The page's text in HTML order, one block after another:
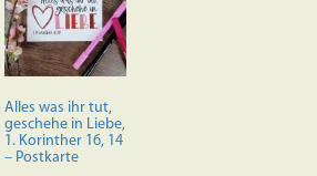
Alles was ihr tut,
geschehe in Liebe,
1. Korinther 16, 14
– Postkarte